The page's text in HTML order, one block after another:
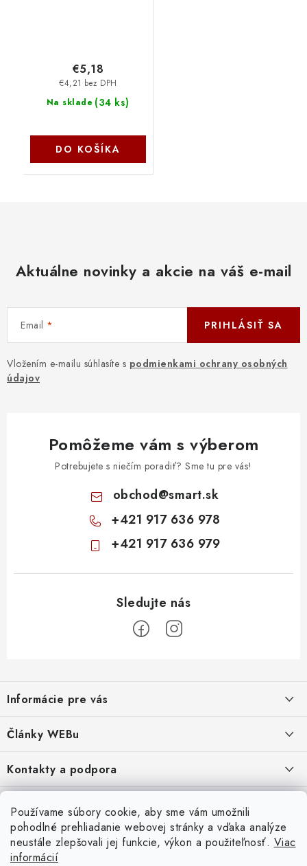
Používame súbory cookie, aby sme vám umožnili
pohodlné prehliadanie webovej stránky a vďaka analýze
neustále zlepšovali jej funkcie, výkon a použiteľnosť. Viac
informácií
Na sklade (34 ks)
€4,21 bez DPH
€5,18
DO KOŠÍKA
Aktuálne novinky a akcie na váš e-mail
Email
Vložením e-mailu súhlasíte s podmienkami ochrany osobných
údajov
PRIHLÁSIŤ SA
Pomôžeme vám s výberom
Potrebujete s niečím poradiť? Sme tu pre vás!
obchod@smart.sk
+421 917 636 978
+421 917 636 979
p
ä
e
Informácie pre vás
Obchodné podmienky
Moja objednávka
Odstúpenie od zmluvy
Formuláre na stiahnutie
Napíšte nám
Články WEBu
Dôležité oznamy
16.6.2026
Nákup na splátky
23.10.2022
Ako nakupovať
Kontakty a podpora
2.8.2022
Doprava a Platba
4.3.2022
Servisné služby
Servis a služby pre Vás
5.3.2022
Doprava - UPS Doprava - Packeta Splátky - Home Credit